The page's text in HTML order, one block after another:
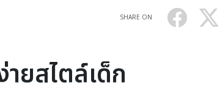
SHARE ON
ยสไตล์เด็ก